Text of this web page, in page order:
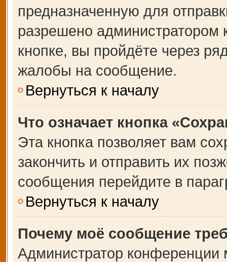
предназначенную для
разрешено
кнопке, вы пройдёте через
жалобы на сообщение.
Вернуться к началу
Что означает кнопка
Эта кнопка позволяет вам
закончить и отправить их
сообщения перейдите в
Вернуться к началу
Почему моё сообщение
Администратор